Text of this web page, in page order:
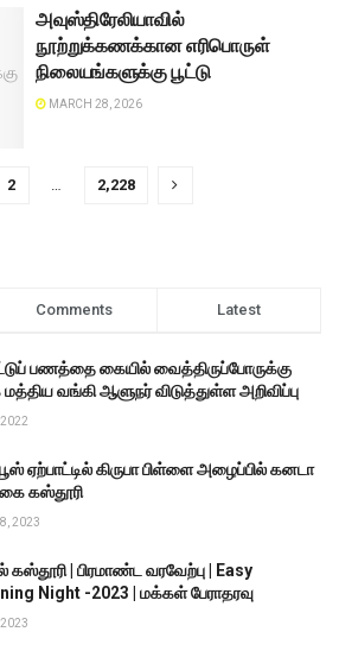
அவுஸ்திரேலியாவில்
நூற்றுக்கணக்கான எரிபொருள்
நிலையங்களுக்கு பூட்டு
MARCH 28, 2026
2 … 2,228
Comments Latest
பணத்தை கையில் வைத்திருப்போருக்கு
வங்கி ஆளுநர் விடுத்துள்ள அறிவிப்பு
2022
ஏற்பாட்டில் கிருபா பிள்ளை அழைப்பில் கனடா
கஸ்தூரி
2023
கஸ்தூரி | பிரமாண்ட வரவேற்பு | Easy
Night -2023 | மக்கள் பேராதரவு